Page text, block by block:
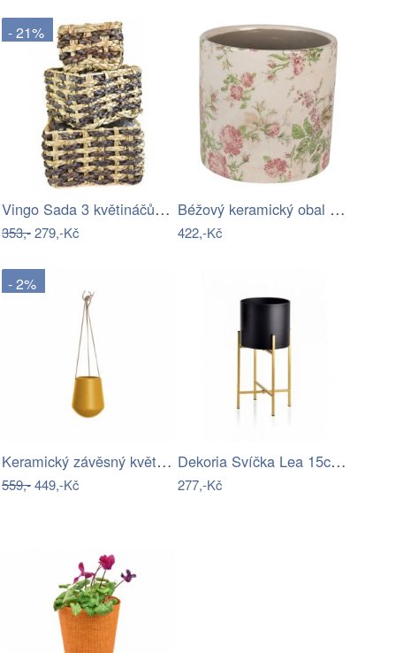
- 21%
Vingo Sada 3 květináčů z vodního…
353,-279,-Kč
Béžový keramický obal na květináč s…
422,-Kč
- 2%
Keramický závěsný květináč ø 13,5 cm…
559,-449,-Kč
Dekoria Svíčka Lea 15cm coffee, 7 x 15…
277,-Kč